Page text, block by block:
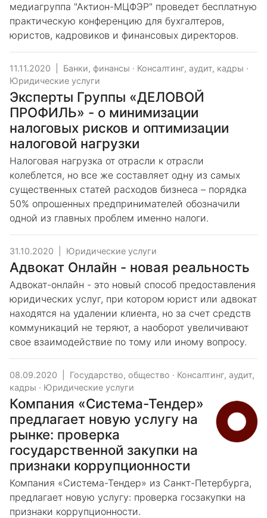
медиагруппа "Актион-МЦФЭР" проведет бесплатную
практическую конференцию для бухгалтеров,
юристов, кадровиков и финансовых директоров.
11.11.2020 Банки, финансы · Консалтинг, аудит, кадры ·
Юридические услуги
Эксперты Группы «ДЕЛОВОЙ
ПРОФИЛЬ» - о минимизации
налоговых рисков и оптимизации
налоговой нагрузки
Налоговая нагрузка от отрасли к отрасли
колеблется, но все же составляет одну из самых
существенных статей расходов бизнеса – порядка
50% опрошенных предпринимателей обозначили
одной из главных проблем именно налоги.
31.10.2020 Юридические услуги
Адвокат Онлайн - новая реальность
Адвокат-онлайн - это новый способ предоставления
юридических услуг, при котором юрист или адвокат
находятся на удалении клиента, но за счет средств
коммуникаций не теряют, а наоборот увеличивают
свое взаимодействие по тому или иному вопросу.
08.09.2020 Государство, общество · Консалтинг, аудит,
кадры · Юридические услуги
Компания «Система-Тендер»
предлагает новую услугу на
рынке: проверка
государственной закупки на
признаки коррупционности
Компания «Система-Тендер» из Санкт-Петербурга,
предлагает новую услугу: проверка госзакупки на
признаки коррупционности.